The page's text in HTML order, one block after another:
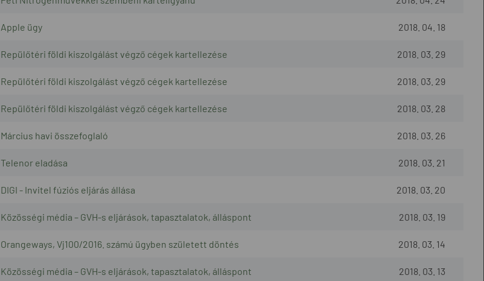
Apple ügy 2018. 04. 18
Repülőtéri földi kiszolgálást végző cégek kartellezése 2018. 03. 29
Repülőtéri földi kiszolgálást végző cégek kartellezése 2018. 03. 29
Repülőtéri földi kiszolgálást végző cégek kartellezése 2018. 03. 28
Március havi összefoglaló 2018. 03. 26
Telenor eladása 2018. 03. 21
DIGI - Invitel fúziós eljárás állása 2018. 03. 20
Közösségi média – GVH-s eljárások, tapasztalatok, álláspont 2018. 03. 19
Orangeways, Vj100/2016. számú ügyben született döntés 2018. 03. 14
Közösségi média – GVH-s eljárások, tapasztalatok, álláspont 2018. 03. 13